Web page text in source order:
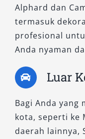
Setiap penyedia
Bacalah
durasi
asuransi, dan
agar tidak
hari.
7. Pilih
Lengkap
Alphard dan
termasuk
profesional
Anda nyaman
Luar
Bagi Anda yang
kota, seperti ke
daerah lainnya,